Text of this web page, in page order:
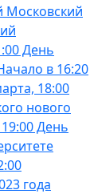
Московский
День
в 16:20
18:00
нового
День
года